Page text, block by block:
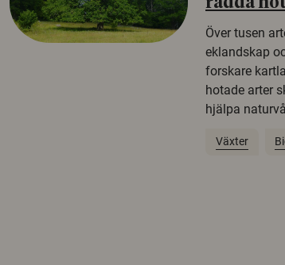
rädda
Över tusen
eklandskap
forskare
hotade arter
hjälpa
Växter